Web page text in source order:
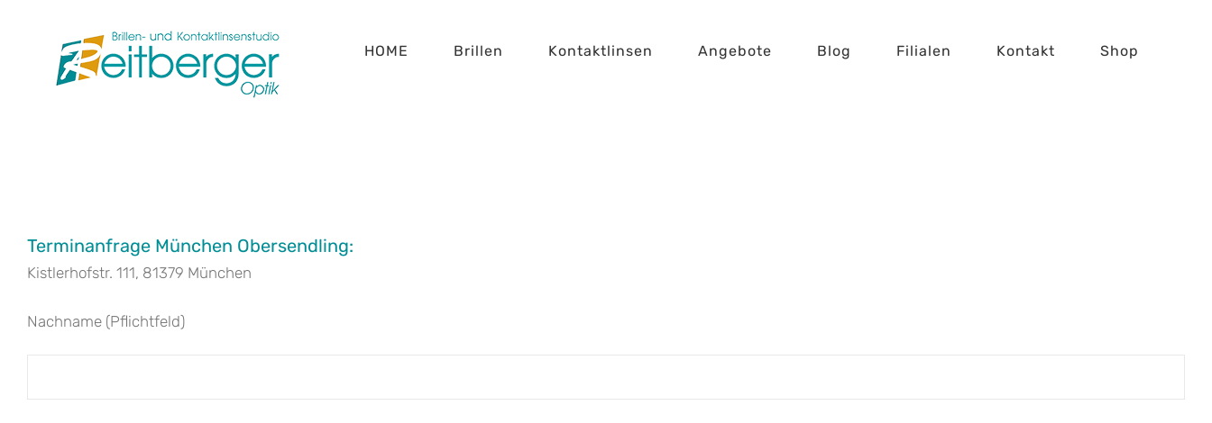
HOME Brillen Kontaktlinsen Angebote Blog Filialen Kontakt Shop
Terminanfrage München Obersendling:
Kistlerhofstr. 111, 81379 München
Nachname (Pflichtfeld)